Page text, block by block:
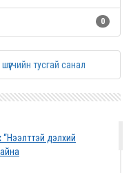
0
тусгай санал
“Нээлттэй дэлхий